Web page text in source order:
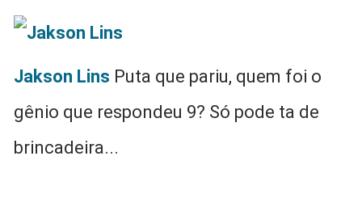
Jakson Lins Puta que pariu, quem foi o
gênio que respondeu 9? Só pode ta de
brincadeira...